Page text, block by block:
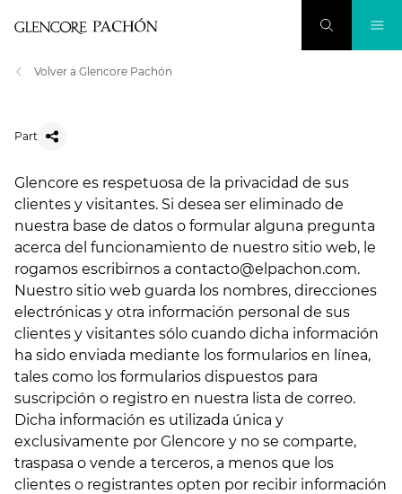
Volver a Glencore Pachón
Part
Glencore es respetuosa de la privacidad de sus
clientes y visitantes. Si desea ser eliminado de
nuestra base de datos o formular alguna pregunta
acerca del funcionamiento de nuestro sitio web, le
rogamos escribirnos a contacto@elpachon.com.
Nuestro sitio web guarda los nombres, direcciones
electrónicas y otra información personal de sus
clientes y visitantes sólo cuando dicha información
ha sido enviada mediante los formularios en línea,
tales como los formularios dispuestos para
suscripción o registro en nuestra lista de correo.
Dicha información es utilizada única y
exclusivamente por Glencore y no se comparte,
traspasa o vende a terceros, a menos que los
clientes o registrantes opten por recibir información